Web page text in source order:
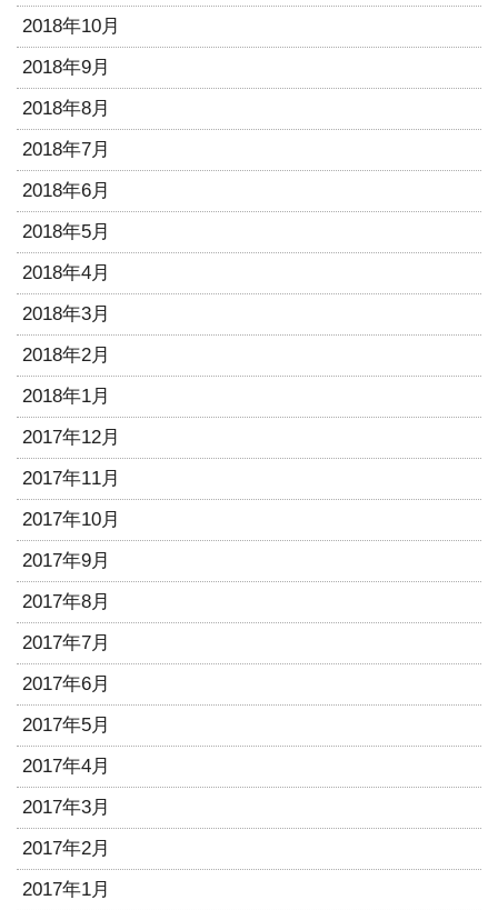
2018年10月
2018年9月
2018年8月
2018年7月
2018年6月
2018年5月
2018年4月
2018年3月
2018年2月
2018年1月
2017年12月
2017年11月
2017年10月
2017年9月
2017年8月
2017年7月
2017年6月
2017年5月
2017年4月
2017年3月
2017年2月
2017年1月